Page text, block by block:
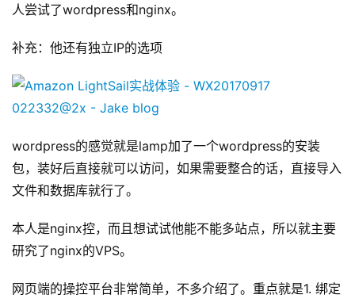
人尝试了wordpress和nginx。
补充：他还有独立IP的选项
wordpress的感觉就是lamp加了一个wordpress的安装
包，装好后直接就可以访问，如果需要整合的话，直接导入
文件和数据库就行了。
本人是nginx控，而且想试试他能不能多站点，所以就主要
研究了nginx的VPS。
网页端的操控平台非常简单，不多介绍了。重点就是1. 绑定